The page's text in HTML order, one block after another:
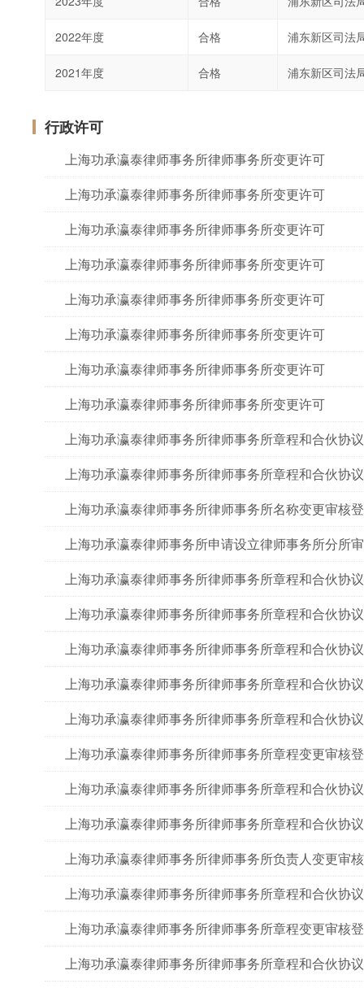
2022年度 合格 浦东新区司法
2021年度 合格 浦东新区司法
行政许可
上海功承瀛泰律师事务所律师事务所变更许可
上海功承瀛泰律师事务所律师事务所变更许可
上海功承瀛泰律师事务所律师事务所变更许可
上海功承瀛泰律师事务所律师事务所变更许可
上海功承瀛泰律师事务所律师事务所变更许可
上海功承瀛泰律师事务所律师事务所变更许可
上海功承瀛泰律师事务所律师事务所变更许可
上海功承瀛泰律师事务所律师事务所变更许可
上海功承瀛泰律师事务所律师事务所章程和合伙协
上海功承瀛泰律师事务所律师事务所章程和合伙协
上海功承瀛泰律师事务所律师事务所名称变更审核
上海功承瀛泰律师事务所申请设立律师事务所分所
上海功承瀛泰律师事务所律师事务所章程和合伙协
上海功承瀛泰律师事务所律师事务所章程和合伙协
上海功承瀛泰律师事务所律师事务所章程和合伙协
上海功承瀛泰律师事务所律师事务所章程和合伙协
上海功承瀛泰律师事务所律师事务所章程和合伙协
上海功承瀛泰律师事务所律师事务所章程变更审核
上海功承瀛泰律师事务所律师事务所章程和合伙协
上海功承瀛泰律师事务所律师事务所章程和合伙协
上海功承瀛泰律师事务所律师事务所负责人变更审
上海功承瀛泰律师事务所律师事务所章程和合伙协
上海功承瀛泰律师事务所律师事务所章程变更审核
上海功承瀛泰律师事务所律师事务所章程和合伙协